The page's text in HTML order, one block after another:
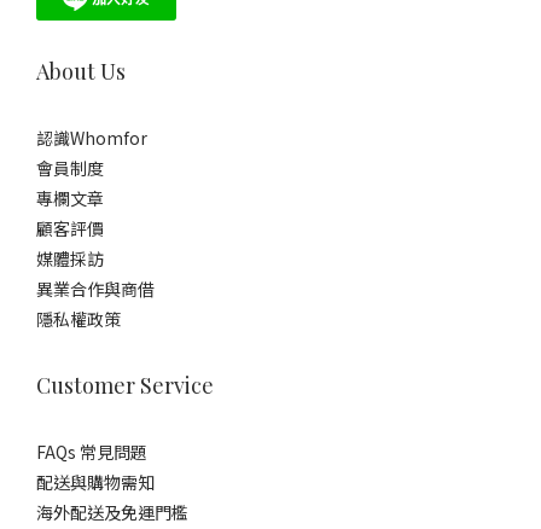
About Us
認識Whomfor
會員制度
專欄文章
顧客評價
媒體採訪
異業合作與商借
隱私權政策
Customer Service
FAQs 常見問題
配送與購物需知
海外配送及免運門檻